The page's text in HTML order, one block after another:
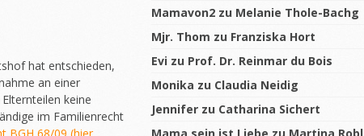
hat entschieden,
an einer
keine
im Familienrecht
Mamavon2 zu Melanie Thole-Bachg
Mjr. Thom zu Franziska Hort
Evi zu Prof. Dr. Reinmar du Bois
Monika zu Claudia Neidig
Jennifer zu Catharina Sichert